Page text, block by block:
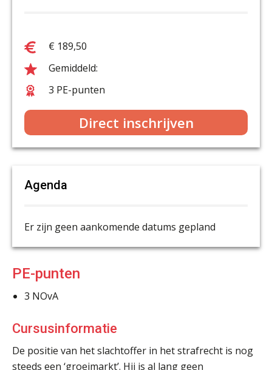
€ 189,50
3 PE-punten
Direct inschrijven
Agenda
Er zijn geen aankomende datums gepland
PE-punten
3 NOvA
Cursusinformatie
De positie van het slachtoffer in het strafrecht is nog
steeds een ‘groeimarkt’. Hij is al lang geen